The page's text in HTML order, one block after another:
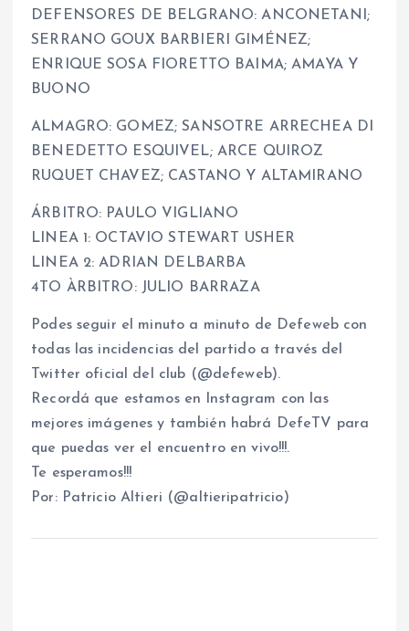
DEFENSORES DE BELGRANO: ANCONETANI;
SERRANO GOUX BARBIERI GIMÉNEZ;
ENRIQUE SOSA FIORETTO BAIMA; AMAYA Y
BUONO
ALMAGRO: GOMEZ; SANSOTRE ARRECHEA DI
BENEDETTO ESQUIVEL; ARCE QUIROZ
RUQUET CHAVEZ; CASTANO Y ALTAMIRANO
ÁRBITRO: PAULO VIGLIANO
LINEA 1: OCTAVIO STEWART USHER
LINEA 2: ADRIAN DELBARBA
4TO ÀRBITRO: JULIO BARRAZA
Podes seguir el minuto a minuto de Defeweb con
todas las incidencias del partido a través del
Twitter oficial del club (@defeweb).
Recordá que estamos en Instagram con las
mejores imágenes y también habrá DefeTV para
que puedas ver el encuentro en vivo!!!.
Te esperamos!!!
Por: Patricio Altieri (@altieripatricio)